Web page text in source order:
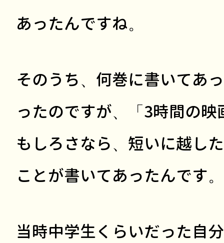
あったんですね。
そのうち、何巻に書いてあ
ったのですが、「3時間の
もしろさなら、短いに越し
ことが書いてあったんです。
当時中学生くらいだった自